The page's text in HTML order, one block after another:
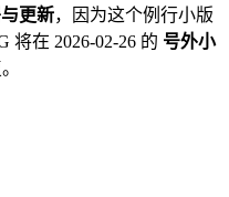
更新，因为这个例行小版
将在 2026-02-26 的 号外小